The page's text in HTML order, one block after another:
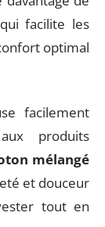
facilite les
optimal
facilement
produits
mélangé
et douceur
tout en